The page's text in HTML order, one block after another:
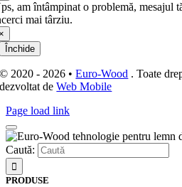
am întâmpinat o problemă, mesajul
mai târziu.
Închide
© 2020 - 2026 •Euro-Wood . Toate
dezvoltat deWeb Mobile
Page load link
Caută:
PRODUSE